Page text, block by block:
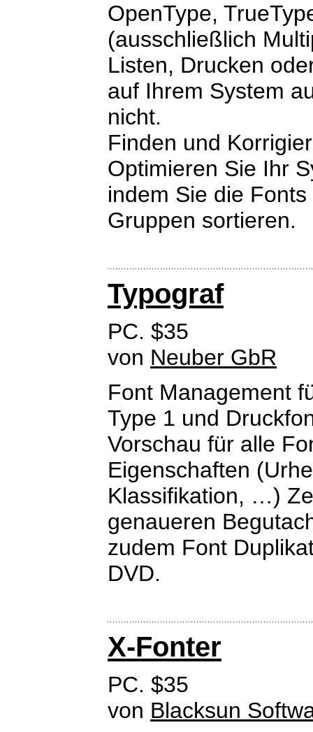
OpenType,
(ausschließlich
Listen, Drucken
auf Ihrem System
nicht.
Finden und
Optimieren Sie Ihr
indem Sie die
Gruppen sortieren.
Typograf
PC. $35
von Neuber GbR
Font Management
Type 1 und
Vorschau für alle
Eigenschaften
Klassifikation, …)
genaueren
zudem Font
DVD.
X-Fonter
PC. $35
von Blacksun